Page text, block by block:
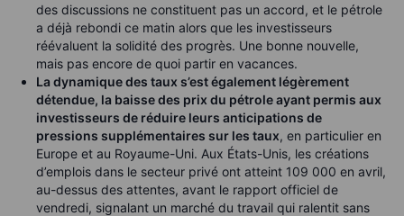
des discussions ne constituent pas un accord, et le pétrole
a déjà rebondi ce matin alors que les investisseurs
réévaluent la solidité des progrès. Une bonne nouvelle,
mais pas encore de quoi partir en vacances.
La dynamique des taux s’est également légèrement
détendue, la baisse des prix du pétrole ayant permis aux
investisseurs de réduire leurs anticipations de
pressions supplémentaires sur les taux, en particulier en
Europe et au Royaume-Uni. Aux États-Unis, les créations
d’emplois dans le secteur privé ont atteint 109 000 en avril,
au-dessus des attentes, avant le rapport officiel de
vendredi, signalant un marché du travail qui ralentit sans